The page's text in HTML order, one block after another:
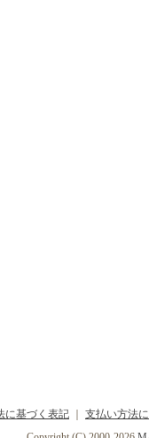
に基づく表記
支払い方法